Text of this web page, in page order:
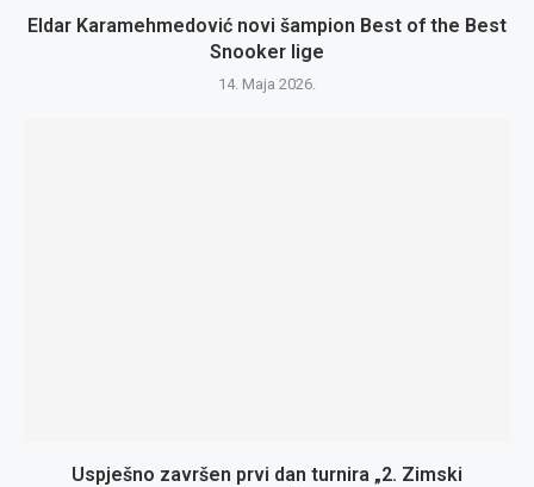
Eldar Karamehmedović novi šampion Best of the Best
Snooker lige
14. Maja 2026.
Uspješno završen prvi dan turnira „2. Zimski